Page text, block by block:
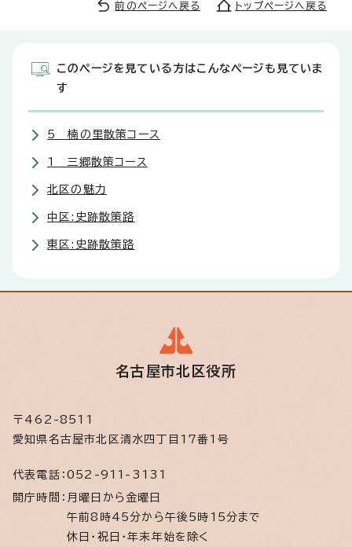
前のページへ戻る トップページへ戻る
このページを見ている方はこんなページも見ていま
す
5 楠の里散策コース
1 三郷散策コース
北区の魅力
中区:史跡散策路
東区:史跡散策路
名古屋市北区役所
〒462-8511
愛知県名古屋市北区清水四丁目17番1号
代表電話： 052-911-3131
開庁時間： 月曜日から金曜日
午前8時45分から午後5時15分まで
休日・祝日・年末年始を除く